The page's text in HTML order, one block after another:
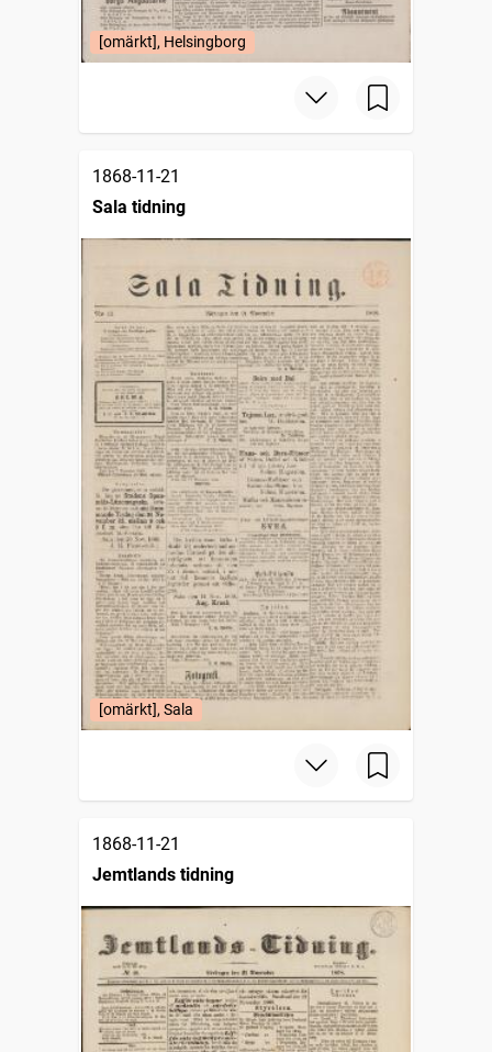
[omärkt], Helsingborg
1868-11-21
Sala tidning
[omärkt], Sala
1868-11-21
Jemtlands tidning